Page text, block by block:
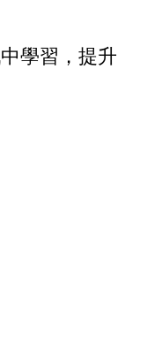
學習，提升